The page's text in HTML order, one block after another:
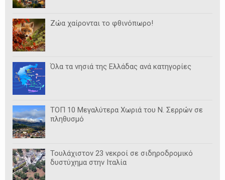
Ζώα χαίρονται το φθινόπωρο!
Όλα τα νησιά της Ελλάδας ανά κατηγορίες
ΤΟΠ 10 Μεγαλύτερα Χωριά του Ν. Σερρών σε
πληθυσμό
Τουλάχιστον 23 νεκροί σε σιδηροδρομικό
δυστύχημα στην Ιταλία